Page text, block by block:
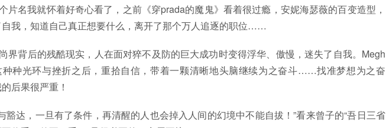
片名我就怀着好奇心看了，之前《穿prada的魔鬼》看着很过瘾，安妮海瑟薇的百变造型，
我，知道自己真正想要什么，离开了那个万人追逐的职位……
界背后的残酷现实，人在面对猝不及防的巨大成功时变得浮华、傲慢，迷失了自我。Megh
种种光环与挫折之后，重拾自信，带着一颗清晰地头脑继续为之奋斗……找准梦想为之奋
后果很严重！
豁达，一旦有了条件，再清醒的人也会掉入人间的幻境中不能自拔！”看来曾子的“吾日三省